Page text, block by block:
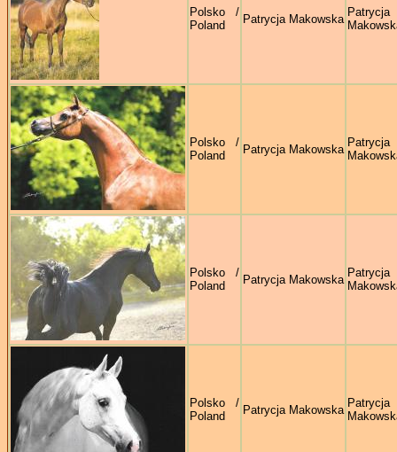
Polsko /
Poland
Patrycja Makowska
Patrycja
Polsko /
Poland
Patrycja Makowska
Patrycja
Polsko /
Poland
Patrycja Makowska
Patrycja
Polsko /
Poland
Patrycja Makowska
Patrycja